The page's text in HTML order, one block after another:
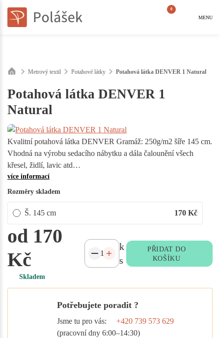
0
MENU
Metrový textil Potahové látky Potahová látka DENVER 1 Natural
Potahová látka DENVER 1
Natural
Kvalitní potahová látka DENVER Gramáž: 250g/m2 šíře 145 cm.
Vhodná na výrobu sedacího nábytku a dála čalounění všech
křesel, židlí, lavic atd…
více informací
Rozměry skladem
Š. 145 cm 170 Kč
od 170
Kč
Skladem
k
s
PŘIDAT DO
KOŠÍKU
Potřebujete poradit ?
Jsme tu pro vás:
+420 739 573 629
(pracovní dny 6:00–14:30)